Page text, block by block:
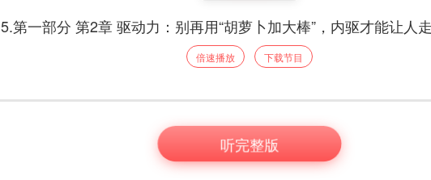
5.第一部分 第2章 驱动力：别再用“胡萝卜加大棒”，内驱才能让人
倍速播放 下载节目
听完整版